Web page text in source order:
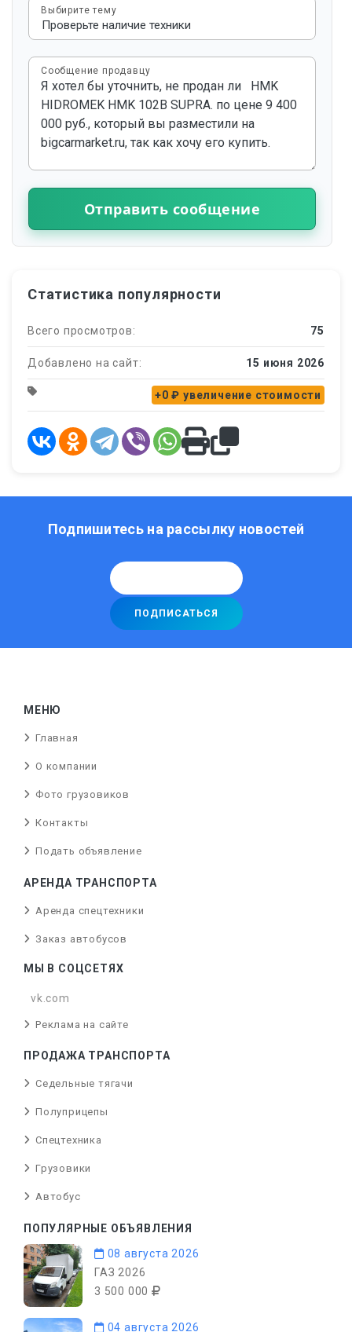
Выбирите тему
Сообщение продавцу
Отправить сообщение
Статистика популярности
Всего просмотров: 75
Добавлено на сайт: 15 июня 2026
+0 ₽ увеличение стоимости
Подпишитесь на рассылку новостей
МЕНЮ
Главная
О компании
Фото грузовиков
Контакты
Подать объявление
АРЕНДА ТРАНСПОРТА
Аренда спецтехники
Заказ автобусов
МЫ В СОЦСЕТЯХ
vk.com
Реклама на сайте
ПРОДАЖА ТРАНСПОРТА
Седельные тягачи
Полуприцепы
Спецтехника
Грузовики
Автобус
ПОПУЛЯРНЫЕ ОБЪЯВЛЕНИЯ
08 августа 2026
ГАЗ 2026
3 500 000
04 августа 2026